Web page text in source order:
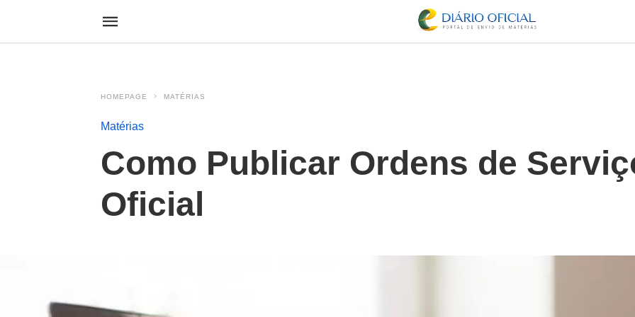
HOMEPAGE MATÉRIAS
Matérias
Como Publicar Ordens de
Oficial